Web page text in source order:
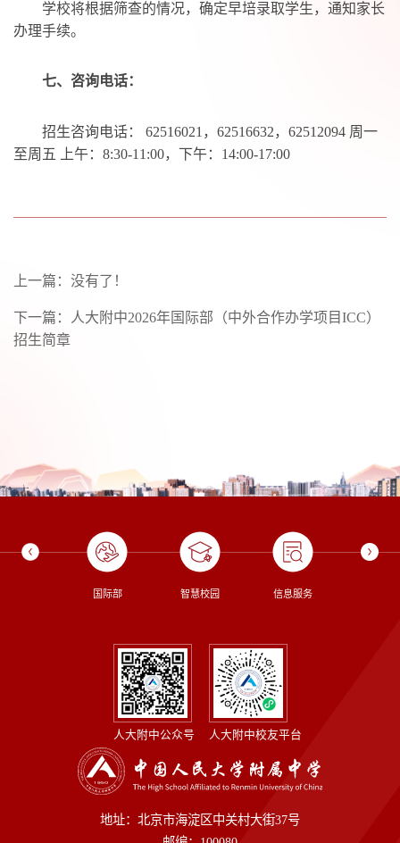
学校将根据筛查的情况，确定早培录取学生，通知家长
办理手续。
七、 咨询电话：
招生咨询电话： 62516021，62516632，62512094 周一
至周五 上午：8:30-11:00，下午：14:00-17:00
上一篇：没有了！
下一篇：
人大附中2026年国际部（中外合作办学项目ICC）
招生简章
国际部 智慧校园 信息服务
人大附中公众号 人大附中校友平台
地址：北京市海淀区中关村大街37号